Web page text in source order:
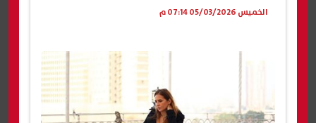
الخميس 05/03/2026 07:14 م